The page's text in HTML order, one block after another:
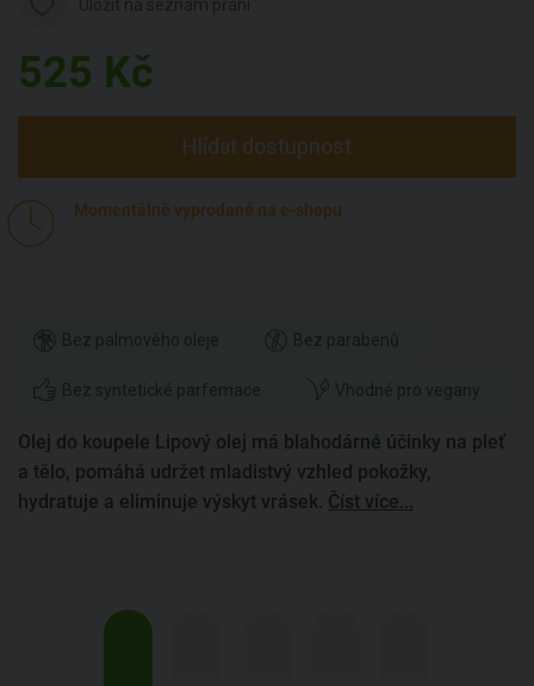
525 Kč
Hlídat dostupnost
Momentálně vyprodané na e-shopu
Bez palmového oleje Bez parabenů
Bez syntetické parfemace Vhodné pro vegany
Olej do koupele Lipový olej má blahodárné účinky na pleť
a tělo, pomáhá udržet mladistvý vzhled pokožky,
hydratuje a eliminuje výskyt vrásek. Číst více...